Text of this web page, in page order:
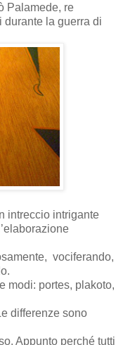
Palamede, re
durante la guerra di
intreccio intrigante
vociferando,
modi: portes, plakoto,
differenze sono
Appunto perché tutti